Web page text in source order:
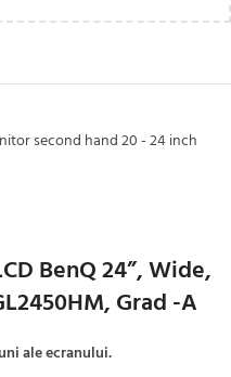
second hand 20 - 24 inch
BenQ 24”, Wide,
Grad -A
ale ecranului.